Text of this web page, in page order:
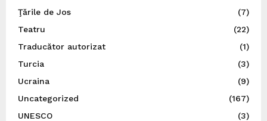
Ţările de Jos
(7)
Teatru
(22)
Traducător autorizat
(1)
Turcia
(3)
Ucraina
(9)
Uncategorized
(167)
UNESCO
(3)